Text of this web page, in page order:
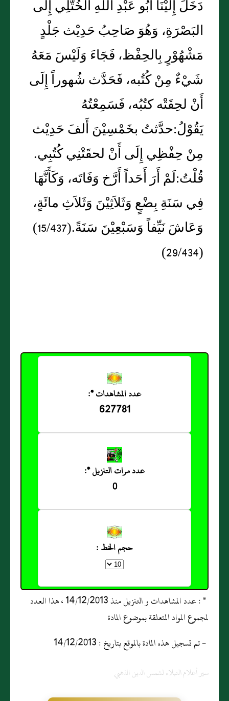
دَخَلَ إِلَيْنَا أَبُو عَبْدِ اللهِ الخُتُّلِي إِلَى
البَصْرَةِ، وَهُوَ صَاحِبُ حَدِيْث جَلْدٍ
مَشْهُوْرٍ بِالحِفْظ، فَجَاءَ وَلَيْسَ مَعَهُ
شَيْءٌ مِنْ كُتُبه، فَحَدَّث شُهوراً إِلَى
أَنْ لحِقَتْه كتُبُه، فَسَمِعْتُهُ
يَقُوْلُ:حدَّثتُ بخَمْسِيْنَ أَلفَ حَدِيْث
مِنْ حِفْظِي إِلَى أَنْ لحقَتْنِي كُتُبِي.
قُلْتُ:لَمْ أَرَ أَحَداً أَرَّخ وَفَاتَه، وَكَأَنَّهَا
فِي سَنَةِ بِضْعٍ وَثَلاَثِيْنَ وَثَلاَثِ مائَةٍ،
وَعَاشَ نَيِّفاً وَسَبْعِيْنَ سَنَةً.(15/437)
(29/434)
عدد المشاهدات *:
627781
عدد مرات التنزيل *:
0
حجم الخط :
* : عدد المشاهدات و التنزيل منذ 14/12/2013 ، هذا العدد
لمجموع المواد المتعلقة بموضوع المادة
- تم تسجيل هذه المادة بالموقع بتاريخ : 14/12/2013
سير أعلام النبلاء لشمس الدين الذهبي